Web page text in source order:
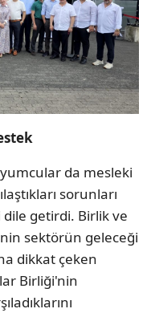
da mesleki
sorunları
getirdi. Birlik ve
sektörün geleceği
dikkat çeken
Birliği'nin